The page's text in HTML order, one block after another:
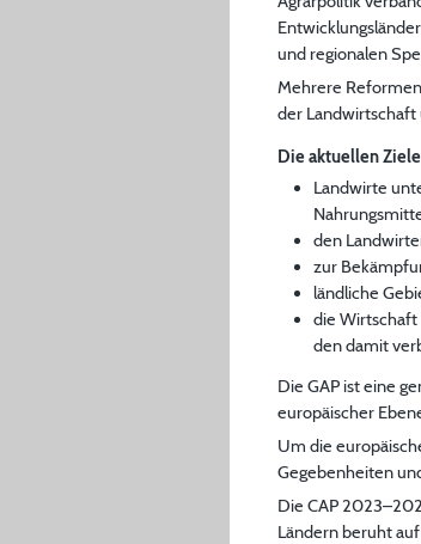
und regionalen
Mehrere
der Landwirtschaft
Die aktuellen
Landwirte
den
zur
ländliche
die Wirtschaft
den damit
Die GAP ist eine
europäischer
Um die
Gegebenheiten
Die CAP
Ländern beruht